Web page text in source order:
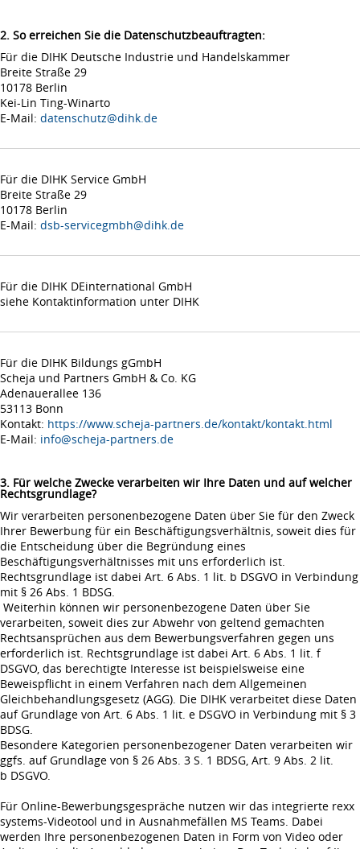
2. So erreichen Sie die Datenschutzbeauftragten:
Für die DIHK Deutsche Industrie und Handelskammer
Breite Straße 29
10178 Berlin
Kei-Lin Ting-Winarto
E-Mail: datenschutz@dihk.de
Für die DIHK Service GmbH
Breite Straße 29
10178 Berlin
E-Mail: dsb-servicegmbh@dihk.de
Für die DIHK DEinternational GmbH
siehe Kontaktinformation unter DIHK
Für die DIHK Bildungs gGmbH
Scheja und Partners GmbH & Co. KG
Adenauerallee 136
53113 Bonn
Kontakt: https://www.scheja-partners.de/kontakt/kontakt.html
E-Mail: info@scheja-partners.de
3. Für welche Zwecke verarbeiten wir Ihre Daten und auf welcher
Rechtsgrundlage?
Wir verarbeiten personenbezogene Daten über Sie für den Zweck
Ihrer Bewerbung für ein Beschäftigungsverhältnis, soweit dies für
die Entscheidung über die Begründung eines
Beschäftigungsverhältnisses mit uns erforderlich ist.
Rechtsgrundlage ist dabei Art. 6 Abs. 1 lit. b DSGVO in Verbindung
mit § 26 Abs. 1 BDSG.
Weiterhin können wir personenbezogene Daten über Sie
verarbeiten, soweit dies zur Abwehr von geltend gemachten
Rechtsansprüchen aus dem Bewerbungsverfahren gegen uns
erforderlich ist. Rechtsgrundlage ist dabei Art. 6 Abs. 1 lit. f
DSGVO, das berechtigte Interesse ist beispielsweise eine
Beweispflicht in einem Verfahren nach dem Allgemeinen
Gleichbehandlungsgesetz (AGG). Die DIHK verarbeitet diese Daten
auf Grundlage von Art. 6 Abs. 1 lit. e DSGVO in Verbindung mit § 3
BDSG.
Besondere Kategorien personenbezogener Daten verarbeiten wir
ggfs. auf Grundlage von § 26 Abs. 3 S. 1 BDSG, Art. 9 Abs. 2 lit.
b DSGVO.
Für Online-Bewerbungsgespräche nutzen wir das integrierte rexx
systems-Videotool und in Ausnahmefällen MS Teams. Dabei
werden Ihre personenbezogenen Daten in Form von Video oder